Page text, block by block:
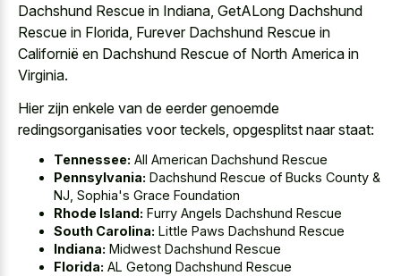
Dachshund Rescue in Indiana, GetALong Dachshund
Rescue in Florida, Furever Dachshund Rescue in
Californië en Dachshund Rescue of North America in
Virginia.
Hier zijn enkele van de eerder genoemde
redingsorganisaties voor teckels, opgesplitst naar staat:
Tennessee: All American Dachshund Rescue
Pennsylvania: Dachshund Rescue of Bucks County &
NJ, Sophia's Grace Foundation
Rhode Island: Furry Angels Dachshund Rescue
South Carolina: Little Paws Dachshund Rescue
Indiana: Midwest Dachshund Rescue
Florida: AL Getong Dachshund Rescue